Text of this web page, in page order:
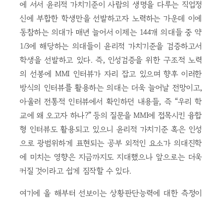
에 서서 윤리적 가치기준이 사람의 생명을 다루는 직업정
신에 부합한 학생만을 선발하고자 노력하는 가운데 이에
동참하는 의대가 매년 늘어서 이제는 144개 의대들 중 약
1/3에 해당하는 의대들이 윤리적 가치기준을 검증하고서
학생을 선발하고 있다. 즉, 인성검증을 위한 구조적 노력
의 선봉에 MMI 인터뷰가 자리 잡고 있으며 향후 이러한
방식의 인터뷰를 활용하는 의대는 더욱 늘어날 전망이고,
아울러 전통적 인터뷰에서 확인하던 내용들, 즉 “우리 학
교에 왜 오고자 하나?” 등의 질문을 MMI에 접목시킨 융합
형 인터뷰도 활용되고 있으니 윤리적 가치기준 혹은 인성
으로 광범위하게 표현되는 공부 외적인 요소가 의대진학
에 미치는 영향은 지금까지도 지대했으나 앞으로는 더욱
커질 것이라고 쉽게 짐작할 수 있다.
여기에 올 해부터 선보이는 상황판단능력에 대한 측정이